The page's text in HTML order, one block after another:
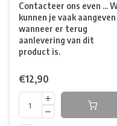
Contacteer ons even ...
kunnen je vaak aangeven
wanneer er terug
aanlevering van dit
product is.
€12,90